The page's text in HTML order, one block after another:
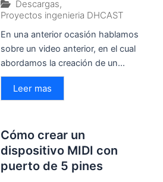
Descargas,
Proyectos ingenieria DHCAST
En una anterior ocasión hablamos
sobre un video anterior, en el cual
abordamos la creación de un...
Leer mas
Cómo crear un
dispositivo MIDI con
puerto de 5 pines